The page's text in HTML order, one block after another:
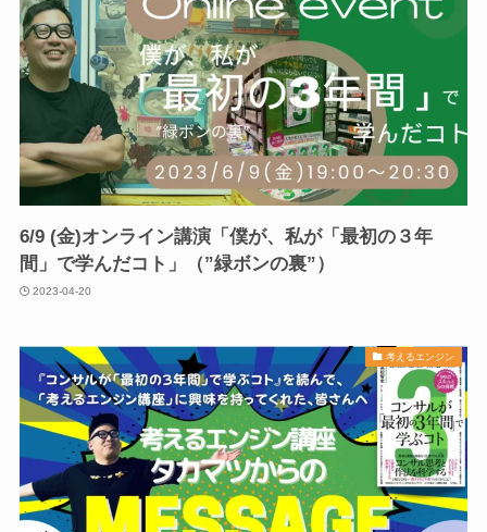
6/9 (金)オンライン講演「僕が、私が「最初の３年
間」で学んだコト」（”緑ボンの裏”）
2023-04-20
考えるエンジン